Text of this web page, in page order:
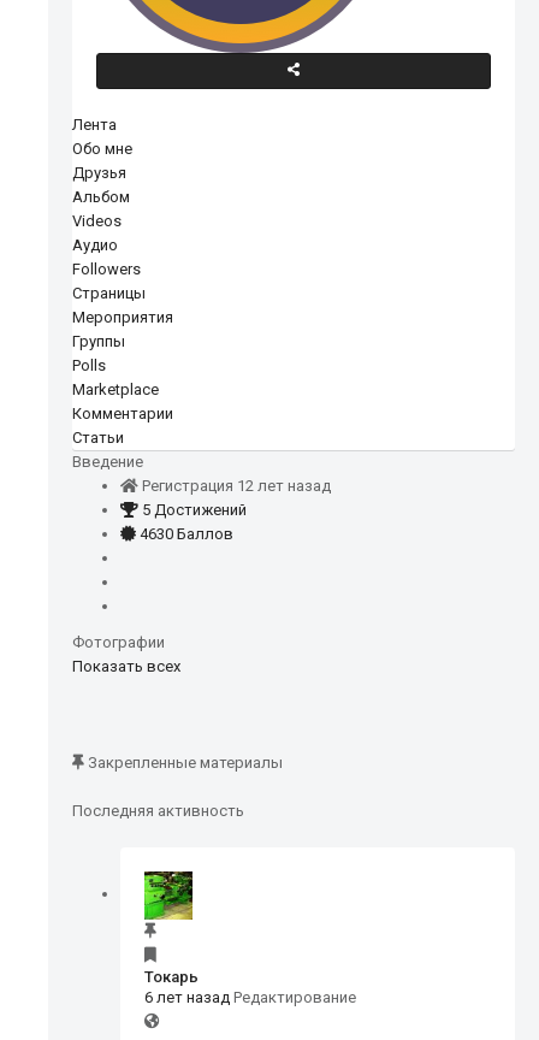
Лента
Обо мне
Друзья
Альбом
Videos
Аудио
Followers
Страницы
Мероприятия
Группы
Polls
Marketplace
Комментарии
Статьи
Введение
Регистрация 12 лет назад
5 Достижений
4630 Баллов
Фотографии
Показать всех
Закрепленные материалы
Последняя активность
Токарь
6 лет назад Редактирование